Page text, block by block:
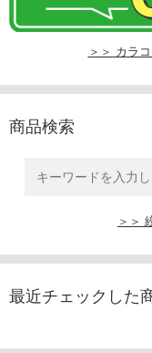
＞＞ カラ
商品検索
＞＞
最近チェックした